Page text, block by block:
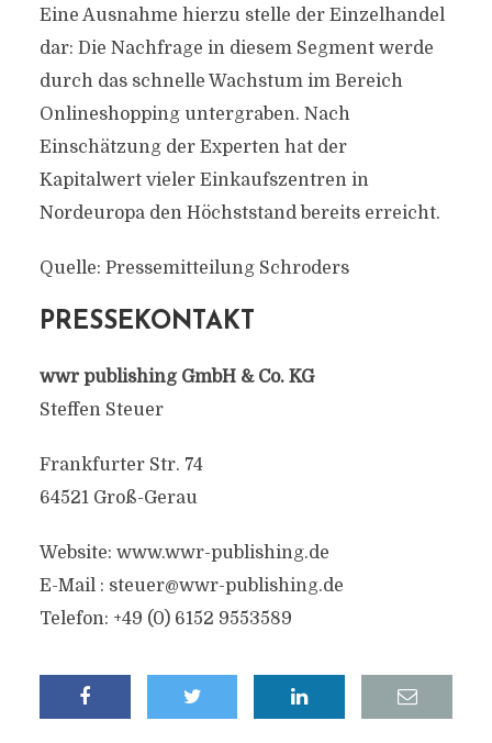
Eine Ausnahme hierzu stelle der Einzelhandel
dar: Die Nachfrage in diesem Segment werde
durch das schnelle Wachstum im Bereich
Onlineshopping untergraben. Nach
Einschätzung der Experten hat der
Kapitalwert vieler Einkaufszentren in
Nordeuropa den Höchststand bereits erreicht.
Quelle: Pressemitteilung Schroders
PRESSEKONTAKT
wwr publishing GmbH & Co. KG
Steffen Steuer
Frankfurter Str. 74
64521 Groß-Gerau
Website: www.wwr-publishing.de
E-Mail : steuer@wwr-publishing.de
Telefon: +49 (0) 6152 9553589